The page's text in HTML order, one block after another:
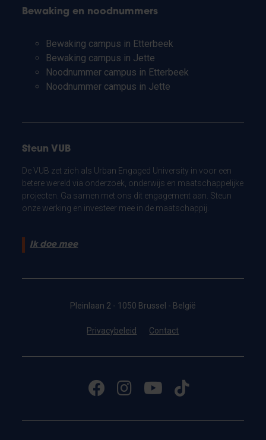
Bewaking en noodnummers
Bewaking campus in Etterbeek
Bewaking campus in Jette
Noodnummer campus in Etterbeek
Noodnummer campus in Jette
Steun VUB
De VUB zet zich als Urban Engaged University in voor een
betere wereld via onderzoek, onderwijs en maatschappelijke
projecten. Ga samen met ons dit engagement aan. Steun
onze werking en investeer mee in de maatschappij.
Ik doe mee
Pleinlaan 2 - 1050 Brussel - België
Privacybeleid Contact